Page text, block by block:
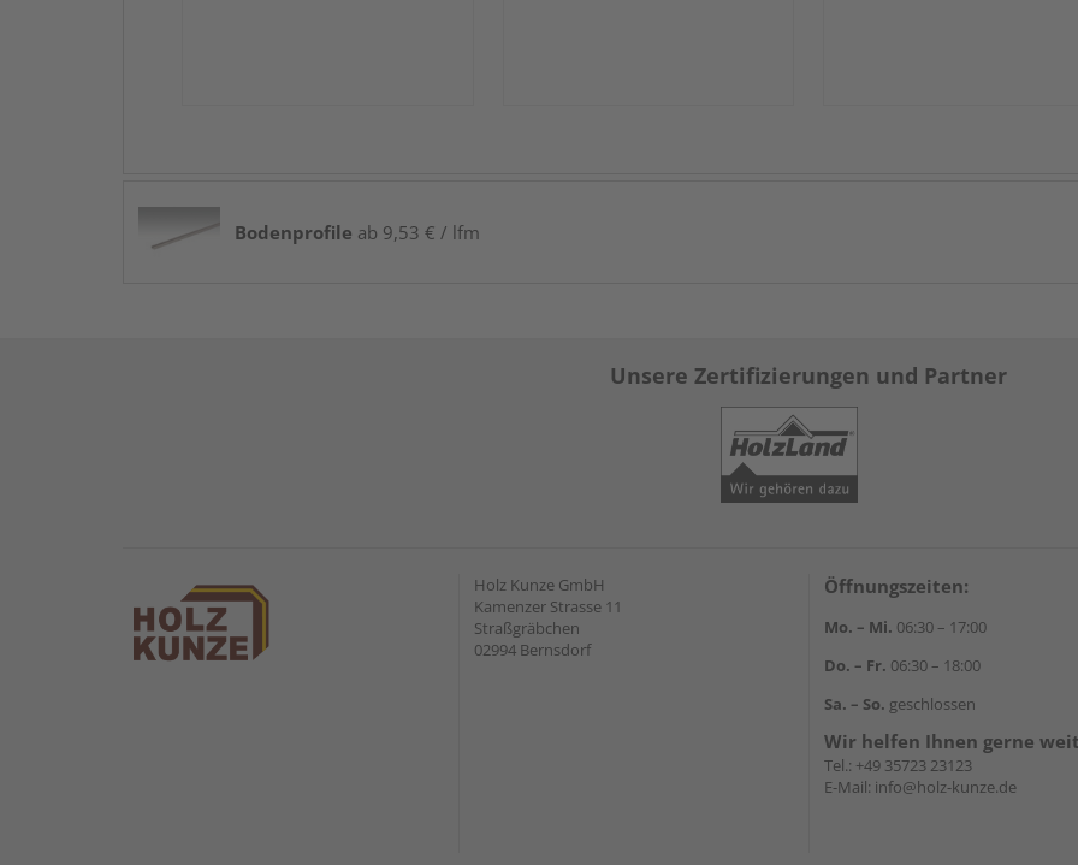
Bodenprofile ab 9,53 € / lfm
Unsere Zertifizierungen und Partner
Holz Kunze GmbH
Kamenzer Strasse 11
Straßgräbchen
02994 Bernsdorf
Öffnungszeiten:
Mo. – Mi. 06:30 – 17:00
Do. – Fr. 06:30 – 18:00
Sa. – So. geschlossen
Wir helfen Ihnen gerne
Tel.: +49 35723 23123
E-Mail: info@holz-kunze.de